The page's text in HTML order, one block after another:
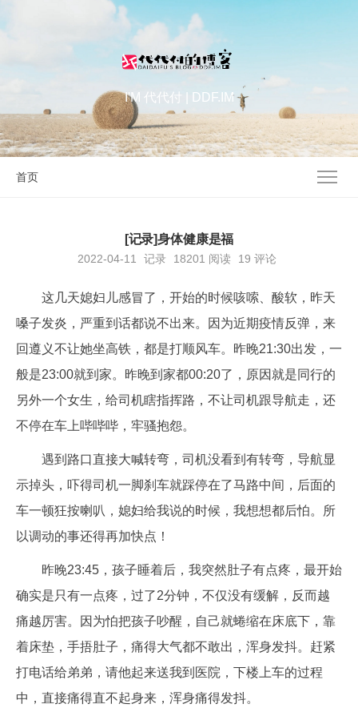
I'M 代代付 | DDF.IM
首页
[记录]身体健康是福
2022-04-11 记录 18201 阅读 19 评论
这几天媳妇儿感冒了，开始的时候咳嗦、酸软，昨天
嗓子发炎，严重到话都说不出来。因为近期疫情反弹，来
回遵义不让她坐高铁，都是打顺风车。昨晚21:30出发，一
般是23:00就到家。昨晚到家都00:20了，原因就是同行的
另外一个女生，给司机瞎指挥路，不让司机跟导航走，还
不停在车上哔哔哔，牢骚抱怨。
遇到路口直接大喊转弯，司机没看到有转弯，导航显
示掉头，吓得司机一脚刹车就踩停在了马路中间，后面的
车一顿狂按喇叭，媳妇给我说的时候，我想想都后怕。所
以调动的事还得再加快点！
昨晚23:45，孩子睡着后，我突然肚子有点疼，最开始
确实是只有一点疼，过了2分钟，不仅没有缓解，反而越
痛越厉害。因为怕把孩子吵醒，自己就蜷缩在床底下，靠
着床垫，手捂肚子，痛得大气都不敢出，浑身发抖。赶紧
打电话给弟弟，请他起来送我到医院，下楼上车的过程
中，直接痛得直不起身来，浑身痛得发抖。